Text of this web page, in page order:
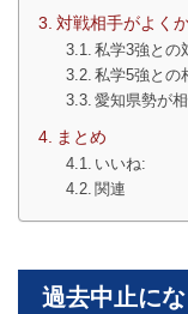
対戦相手がよく
私学3強との
私学5強との
愛知県勢が
まとめ
いいね:
関連
過去中止に